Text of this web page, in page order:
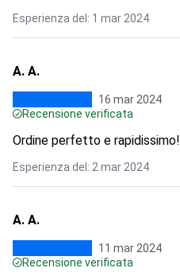
Esperienza del: 1 mar 2024
A. A.
16 mar 2024
Recensione verificata
Ordine perfetto e rapidissimo!
Esperienza del: 2 mar 2024
A. A.
11 mar 2024
Recensione verificata